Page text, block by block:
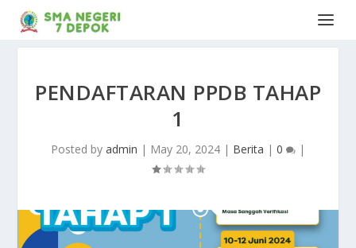
PENDAFTARAN PPDB TAHAP
1
Posted by admin | May 20, 2024 | Berita | 0 |